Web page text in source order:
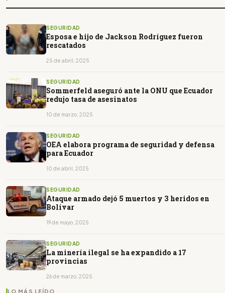
SEGURIDAD
Esposa e hijo de Jackson Rodríguez fueron
rescatados
25 de abril, 2025
SEGURIDAD
Sommerfeld aseguró ante la ONU que Ecuador
redujo tasa de asesinatos
10 de marzo, 2025
SEGURIDAD
OEA elabora programa de seguridad y defensa
para Ecuador
10 de abril, 2025
SEGURIDAD
Ataque armado dejó 5 muertos y 3 heridos en
Bolívar
19 de mayo, 2025
SEGURIDAD
La minería ilegal se ha expandido a 17
provincias
26 de marzo, 2025
LO MÁS LEÍDO